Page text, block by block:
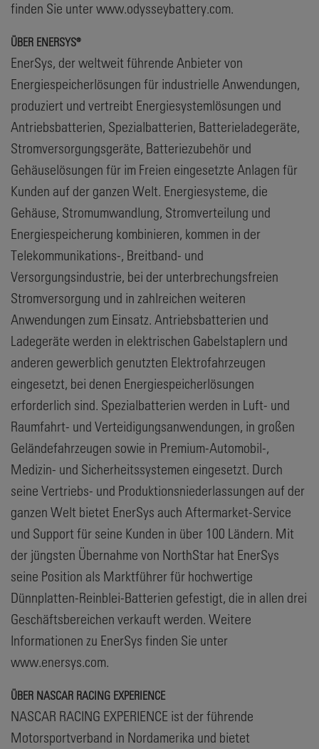
finden Sie unter www.odysseybattery.com.
ÜBER ENERSYS®
EnerSys, der weltweit führende Anbieter von
Energiespeicherlösungen für industrielle Anwendungen,
produziert und vertreibt Energiesystemlösungen und
Antriebsbatterien, Spezialbatterien, Batterieladegeräte,
Stromversorgungsgeräte, Batteriezubehör und
Gehäuselösungen für im Freien eingesetzte Anlagen für
Kunden auf der ganzen Welt. Energiesysteme, die
Gehäuse, Stromumwandlung, Stromverteilung und
Energiespeicherung kombinieren, kommen in der
Telekommunikations-, Breitband- und
Versorgungsindustrie, bei der unterbrechungsfreien
Stromversorgung und in zahlreichen weiteren
Anwendungen zum Einsatz. Antriebsbatterien und
Ladegeräte werden in elektrischen Gabelstaplern und
anderen gewerblich genutzten Elektrofahrzeugen
eingesetzt, bei denen Energiespeicherlösungen
erforderlich sind. Spezialbatterien werden in Luft- und
Raumfahrt- und Verteidigungsanwendungen, in großen
Geländefahrzeugen sowie in Premium-Automobil-,
Medizin- und Sicherheitssystemen eingesetzt. Durch
seine Vertriebs- und Produktionsniederlassungen auf der
ganzen Welt bietet EnerSys auch Aftermarket-Service
und Support für seine Kunden in über 100 Ländern. Mit
der jüngsten Übernahme von NorthStar hat EnerSys
seine Position als Marktführer für hochwertige
Dünnplatten-Reinblei-Batterien gefestigt, die in allen drei
Geschäftsbereichen verkauft werden. Weitere
Informationen zu EnerSys finden Sie unter
www.enersys.com.
ÜBER NASCAR RACING EXPERIENCE
NASCAR RACING EXPERIENCE ist der führende
Motorsportverband in Nordamerika und bietet